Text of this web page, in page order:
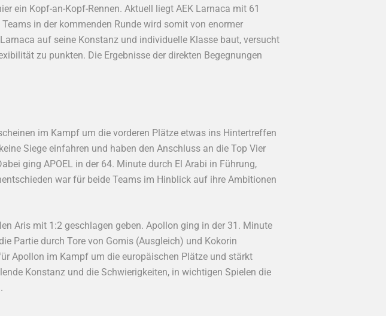
ein Kopf-an-Kopf-Rennen. Aktuell liegt AEK Larnaca mit 61
in der kommenden Runde wird somit von enormer
auf seine Konstanz und individuelle Klasse baut, versucht
zu punkten. Die Ergebnisse der direkten Begegnungen
im Kampf um die vorderen Plätze etwas ins Hintertreffen
Siege einfahren und haben den Anschluss an die Top Vier
ging APOEL in der 64. Minute durch El Arabi in Führung,
war für beide Teams im Hinblick auf ihre Ambitionen
Aris mit 1:2 geschlagen geben. Apollon ging in der 31. Minute
Partie durch Tore von Gomis (Ausgleich) und Kokorin
Apollon im Kampf um die europäischen Plätze und stärkt
Konstanz und die Schwierigkeiten, in wichtigen Spielen die